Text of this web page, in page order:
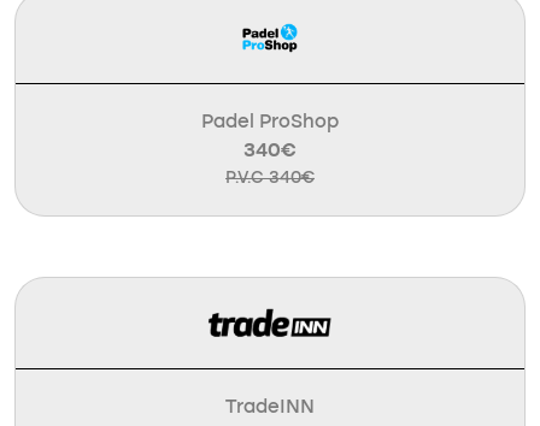
Padel ProShop
340€
P.V.C 340€
TradeINN